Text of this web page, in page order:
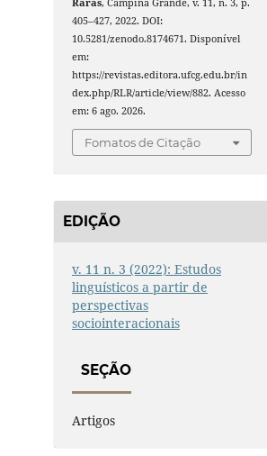
405–427, 2022. DOI:
10.5281/zenodo.8174671. Disponível
em:
https://revistas.editora.ufcg.edu.br/in
dex.php/RLR/article/view/882. Acesso
em: 6 ago. 2026.
Fomatos de Citação
EDIÇÃO
v. 11 n. 3 (2022): Estudos
linguísticos a partir de
perspectivas
sociointeracionais
SEÇÃO
Artigos